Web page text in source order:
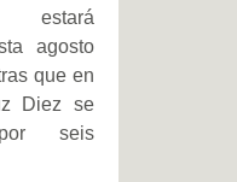
estará
agosto
que en
Diez se
seis